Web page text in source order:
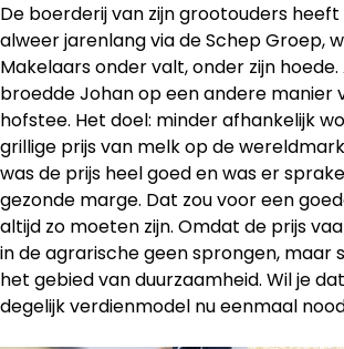
De boerderij van zijn grootouders heeft
alweer jarenlang via de Schep Groep,
Makelaars onder valt, onder zijn
broedde Johan op een andere manier
hofstee. Het doel: minder afhankelijk
grillige prijs van melk op de
was de prijs heel goed en was er
gezonde marge. Dat zou voor een
altijd zo moeten zijn. Omdat de prijs
in de agrarische geen sprongen, maar
het gebied van duurzaamheid. Wil je
degelijk verdienmodel nu eenmaal